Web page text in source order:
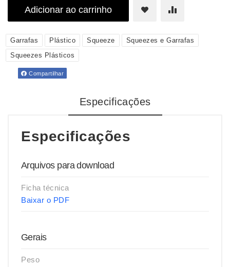
Adicionar ao carrinho
Garrafas Plástico Squeeze
Squeezes e Garrafas
Squeezes Plásticos
Compartilhar
Especificações
Especificações
Arquivos para download
Ficha técnica
Baixar o PDF
Gerais
Peso